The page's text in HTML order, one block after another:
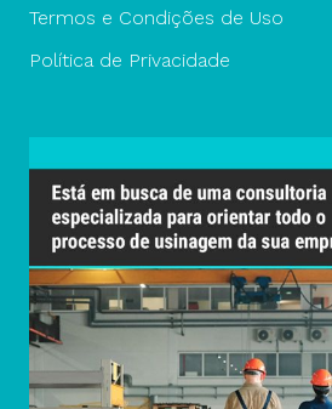
Termos e Condições de Uso
Política de Privacidade